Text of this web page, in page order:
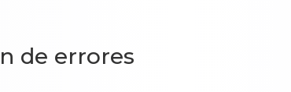
de errores